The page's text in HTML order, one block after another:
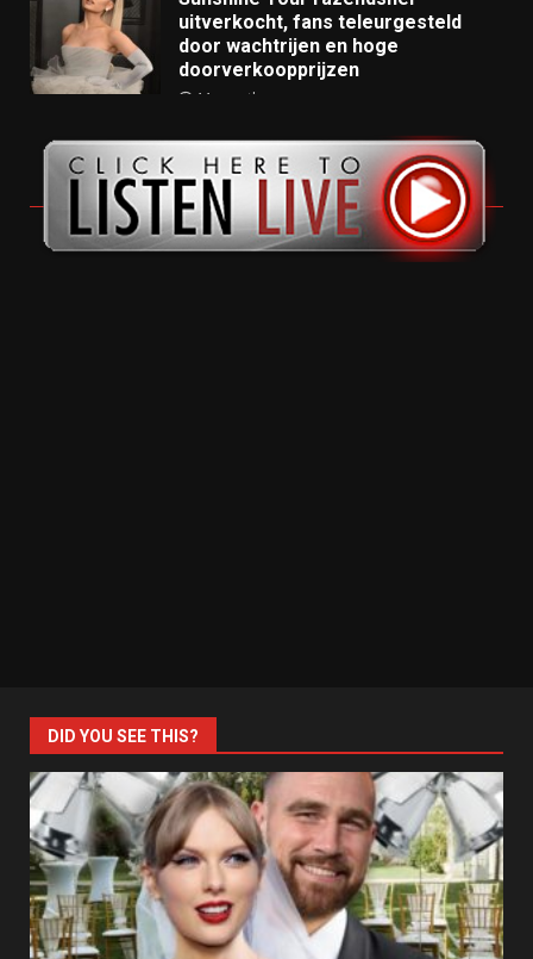
uitverkocht, fans teleurgesteld
door wachtrijen en hoge
doorverkoopprijzen
11 months ago
DID YOU SEE THIS?